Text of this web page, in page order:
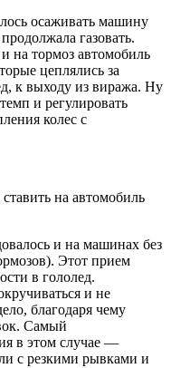
осаживать машину
газовать.
на тормоз автомобиль
цеплялись за
к выходу из виража. Ну
и регулировать
колес с
на автомобиль
и на машинах без
Этот прием
в гололед.
и не
благодаря чему
Самый
в этом случае —
с резкими рывками и